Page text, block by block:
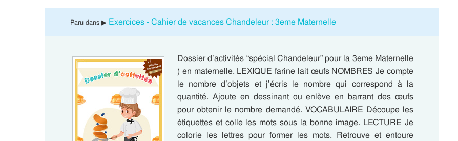
Paru dans ▶ Exercices - Cahier de vacances Chandeleur : 3eme Maternelle
Dossier d’activités “spécial Chandeleur” pour la 3eme Maternelle
) en maternelle. LEXIQUE farine lait œufs NOMBRES Je compte
le nombre d’objets et j’écris le nombre qui correspond à la
quantité. Ajoute en dessinant ou enlève en barrant des œufs
pour obtenir le nombre demandé. VOCABULAIRE Découpe les
étiquettes et colle les mots sous la bonne image. LECTURE Je
colorie les lettres pour former les mots. Retrouve et entoure